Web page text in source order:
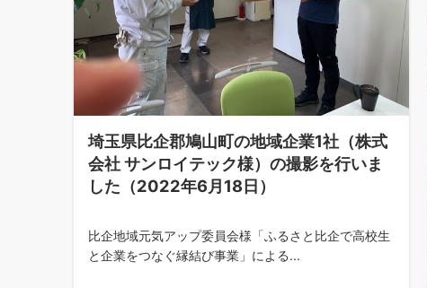
埼玉県比企郡鳩山町の地域企業1社（株式
会社 サンロイテック様）の撮影を行いま
した（2022年6月18日）
比企地域元気アップ委員会様「ふるさと比企で高校生
と企業をつなぐ縁結び事業」による...